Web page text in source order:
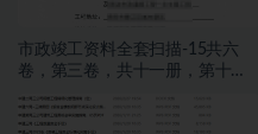
市政竣工资料全套扫描-15共六
卷，第三卷，共十一册，第十